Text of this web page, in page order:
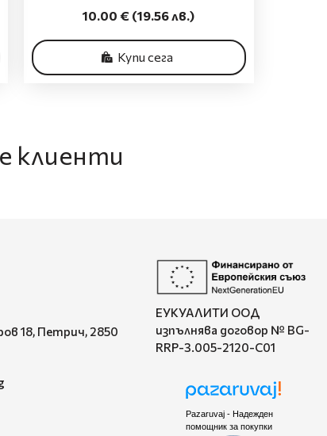
10.00 € (19.56 лв.)
Купи сега
клиенти
18, Петрич, 2850
ЕУКУАЛИТИ ООД
изпълнява договор № BG-
RRP-3.005-2120-C01
Pazaruvaj - Надежден
помощник за покупки